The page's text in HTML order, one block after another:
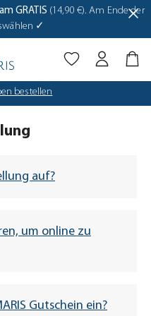
GRATIS (14,90 €). Am Ende der
✓
bestellen
auf?
um online zu
Sie einfach das
Gutschein ein?